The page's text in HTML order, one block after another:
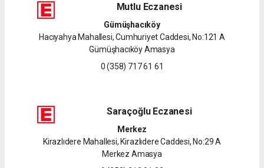
Mutlu Eczanesi
Gümüşhacıköy
Hacıyahya Mahallesi, Cumhuriyet Caddesi, No:121 A
Gümüşhacıköy Amasya
0 (358) 717 61 61
Saraçoğlu Eczanesi
Merkez
Kirazlıdere Mahallesi, Kirazlıdere Caddesi, No:29 A
Merkez Amasya